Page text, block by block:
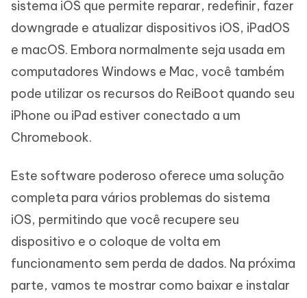
sistema iOS que permite reparar, redefinir, fazer
downgrade e atualizar dispositivos iOS, iPadOS
e macOS. Embora normalmente seja usada em
computadores Windows e Mac, você também
pode utilizar os recursos do ReiBoot quando seu
iPhone ou iPad estiver conectado a um
Chromebook.
Este software poderoso oferece uma solução
completa para vários problemas do sistema
iOS, permitindo que você recupere seu
dispositivo e o coloque de volta em
funcionamento sem perda de dados. Na próxima
parte, vamos te mostrar como baixar e instalar